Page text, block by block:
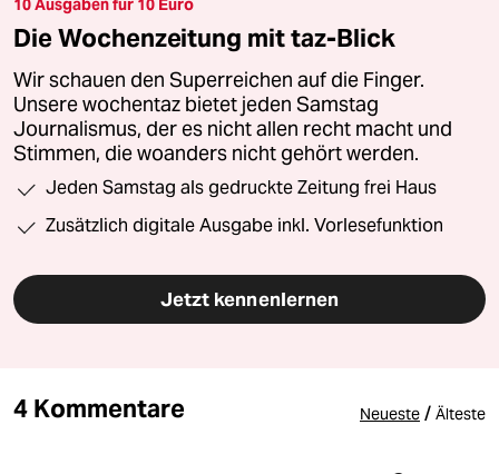
10 Ausgaben für 10 Euro
Die Wochenzeitung mit taz-Blick
Wir schauen den Superreichen auf die Finger.
Unsere wochentaz bietet jeden Samstag
Journalismus, der es nicht allen recht macht und
Stimmen, die woanders nicht gehört werden.
Jeden Samstag als gedruckte Zeitung frei Haus
Zusätzlich digitale Ausgabe inkl. Vorlesefunktion
Jetzt kennenlernen
4 Kommentare Neueste / Älteste